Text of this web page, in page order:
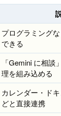
プログラミング
できる
「Gemini に相談
理を組み込める
カレンダー・ド
どと直接連携